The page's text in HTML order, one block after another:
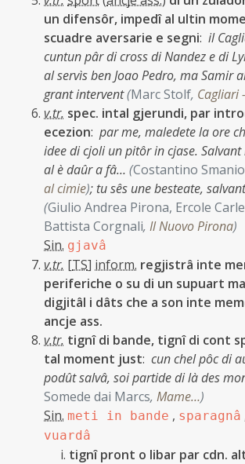
un difensôr, impedî al ultin
scuadre aversarie e segni: il
cuntun pâr di cross di Nandez e di
al servìs ben Joao Pedro, ma Samir
grant intervent(Marc Stolf, Cagliari
v.tr. spec. intal gjerundi, par
ecezion: par me, maledete la ore
idee di cjoli un pitôr in cjase.
al è daûr a fâ… (Costantino
al cimie); tu sês une besteate,
(Giulio Andrea Pirona, Ercole
Battista Corgnali, Il Nuovo Pirona)
Sin. gjavâ
v.tr. [TS] inform. regjistrâ inte
periferiche o su di un supuart
digjitâl i dâts che a son inte
ancje ass.
v.tr. tignî di bande, tignî di cont
tal moment just: cun chel pôc di
podût salvâ, soi partide di là des
Somede dai Marcs, Mame…)
Sin. meti in bande , sparagnâ
vuardâ
tignî pront o libar par cdn.